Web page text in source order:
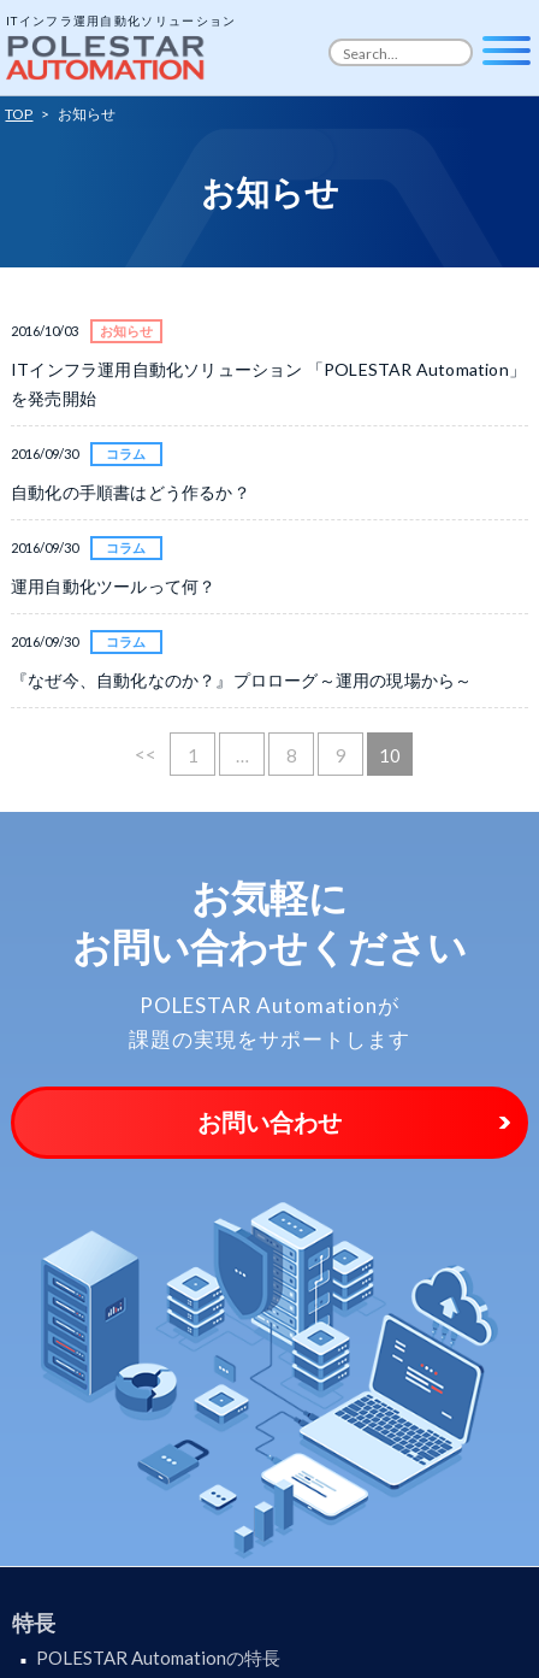
ITインフラ運用自動化ソリューション
TOP > お知らせ
お知らせ
2016/10/03 お知らせ
ITインフラ運用自動化ソリューション 「POLESTAR Automation」
を発売開始
2016/09/30 コラム
自動化の手順書はどう作るか？
2016/09/30 コラム
運用自動化ツールって何？
2016/09/30 コラム
『なぜ今、自動化なのか？』プロローグ～運用の現場から～
<< 1 … 8 9 10
お気軽に
お問い合わせください
POLESTAR Automationが
課題の実現をサポートします
お問い合わせ
特長
POLESTAR Automationの特長